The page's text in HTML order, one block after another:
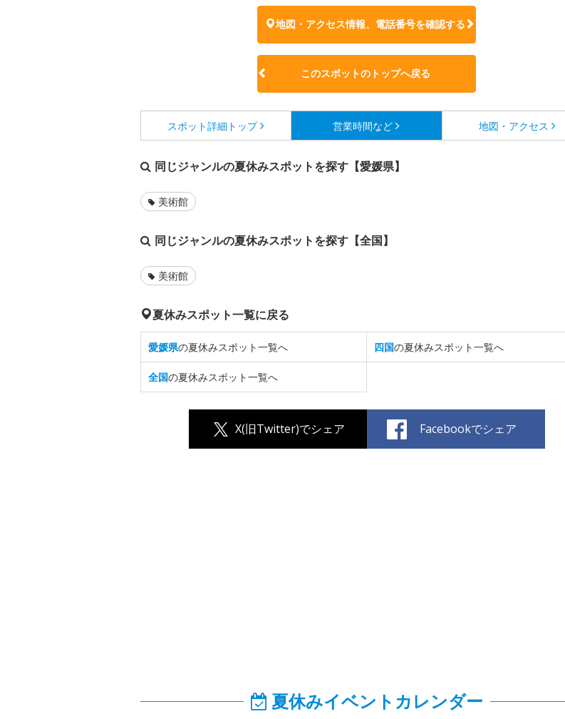
地図・アクセス情報、電話番号を確認する
このスポットのトップへ戻る
スポット詳細 トップ 営業時間など 地図・アクセス
同じジャンルの夏休みスポットを探す【愛媛県】
美術館
同じジャンルの夏休みスポットを探す【全国】
美術館
夏休みスポット一覧に戻る
愛媛県の夏休みスポット一覧へ 四国の夏休みスポット一覧へ
全国の夏休みスポット一覧へ
X(旧Twitter)でシェア Facebookでシェア
夏休みイベントカレンダー